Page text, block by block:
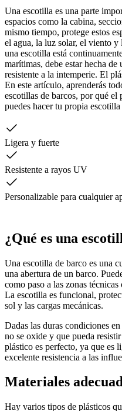
Una escotilla es una parte
espacios como la cabina,
mismo tiempo, protege estos
el agua, la luz solar, el viento y
una escotilla está
marítimas, debe estar hecha
resistente a la intemperie. El
En este artículo, aprenderás
escotillas de barcos, por qué
puedes hacer tu propia
Ligera y fuerte
Resistente a rayos UV
Personalizable para cualquier
¿Qué es una
Una escotilla de barco es una
una abertura de un barco.
como paso a las zonas
La escotilla es funcional,
sol y las cargas mecánicas.
Dadas las duras condiciones
no se oxide y que pueda
plástico es perfecto, ya que es
excelente resistencia a las
Materiales
Hay varios tipos de plásticos